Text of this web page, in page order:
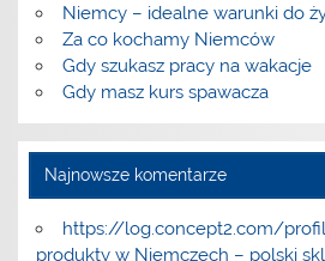
Niemcy – idealne warunki do
Za co kochamy Niemców
Gdy szukasz pracy na wakacje
Gdy masz kurs spawacza
Najnowsze komentarze
https://log.concept2.com/
produkty w Niemczech – polski